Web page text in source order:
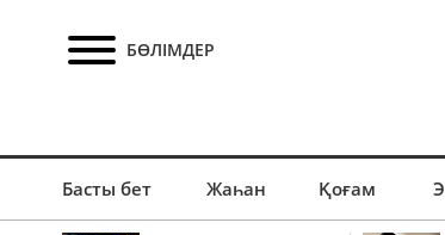
БӨЛІМДЕР
Басты бет Жаһан Қоғам